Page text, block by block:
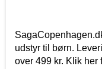
udstyr til børn.
over 499 kr. Klik her